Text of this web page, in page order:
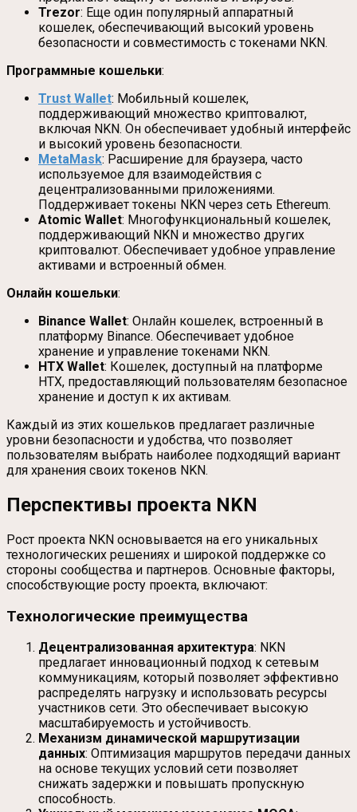
Trezor: Еще один популярный аппаратный
кошелек, обеспечивающий высокий уровень
безопасности и совместимость с токенами NKN.
Программные кошельки:
Trust Wallet: Мобильный кошелек,
поддерживающий множество криптовалют,
включая NKN. Он обеспечивает удобный интерфейс
и высокий уровень безопасности.
MetaMask: Расширение для браузера, часто
используемое для взаимодействия с
децентрализованными приложениями.
Поддерживает токены NKN через сеть Ethereum.
Atomic Wallet: Многофункциональный кошелек,
поддерживающий NKN и множество других
криптовалют. Обеспечивает удобное управление
активами и встроенный обмен.
Онлайн кошельки:
Binance Wallet: Онлайн кошелек, встроенный в
платформу Binance. Обеспечивает удобное
хранение и управление токенами NKN.
HTX Wallet: Кошелек, доступный на платформе
HTX, предоставляющий пользователям безопасное
хранение и доступ к их активам.
Каждый из этих кошельков предлагает различные
уровни безопасности и удобства, что позволяет
пользователям выбрать наиболее подходящий вариант
для хранения своих токенов NKN.
Перспективы проекта NKN
Рост проекта NKN основывается на его уникальных
технологических решениях и широкой поддержке со
стороны сообщества и партнеров. Основные факторы,
способствующие росту проекта, включают:
Технологические преимущества
Децентрализованная архитектура: NKN
предлагает инновационный подход к сетевым
коммуникациям, который позволяет эффективно
распределять нагрузку и использовать ресурсы
участников сети. Это обеспечивает высокую
масштабируемость и устойчивость.
Механизм динамической маршрутизации
данных: Оптимизация маршрутов передачи данных
на основе текущих условий сети позволяет
снижать задержки и повышать пропускную
способность.